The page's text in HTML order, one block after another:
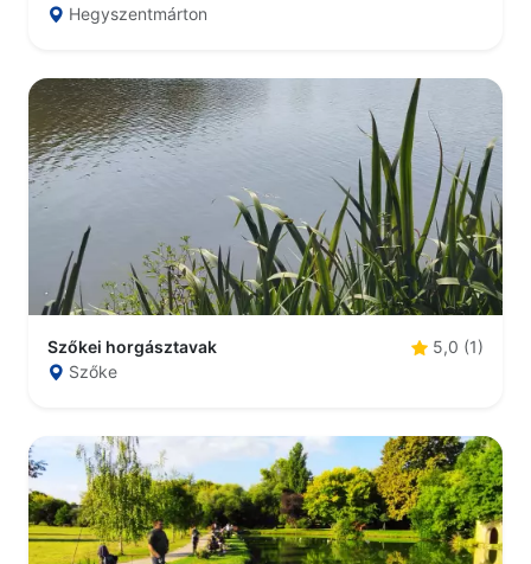
Hegyszentmárton
Szőkei horgásztavak
5,0 (1)
Szőke